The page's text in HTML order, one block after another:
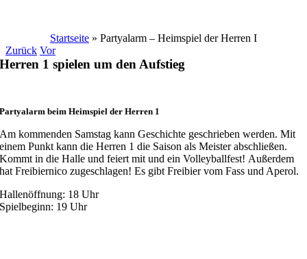
Startseite » Partyalarm – Heimspiel der Herren I
Zurück Vor
Herren 1 spielen um den Aufstieg
Partyalarm beim Heimspiel der Herren 1
Am kommenden Samstag kann Geschichte geschrieben werden. Mit
einem Punkt kann die Herren 1 die Saison als Meister abschließen.
Kommt in die Halle und feiert mit und ein Volleyballfest! Außerdem
hat Freibiernico zugeschlagen! Es gibt Freibier vom Fass und Aperol.
Hallenöffnung: 18 Uhr
Spielbeginn: 19 Uhr